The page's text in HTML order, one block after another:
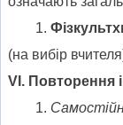
(на вибір
VІ. Повторення